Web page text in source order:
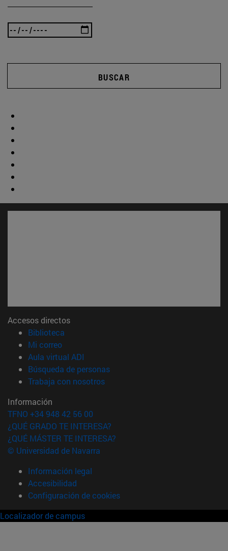
BUSCAR
Accesos directos
Biblioteca
Mi correo(abre en nueva ventana)
Aula virtual ADI
Búsqueda de personas(abre en nueva ventana)
Trabaja con nosotros(abre en nueva ventana)
Información
TFNO +34 948 42 56 00
¿QUÉ GRADO TE INTERESA?
¿QUÉ MÁSTER TE INTERESA?
© Universidad de Navarra
Información legal
Accesibilidad
Configuración de cookies
Localizador de campus